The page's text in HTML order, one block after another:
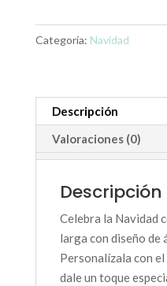
Categoría: Navidad
Descripción
Valoraciones (0)
Descripción
Celebra la Navidad
larga con diseño de
Personalízala con
dale un toque